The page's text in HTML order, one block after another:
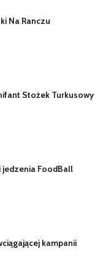
Na Ranczu
Stożek Turkusowy
jedzenia FoodBall
kampanii